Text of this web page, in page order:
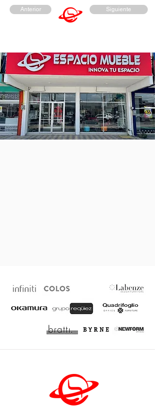
Anterior Siguiente